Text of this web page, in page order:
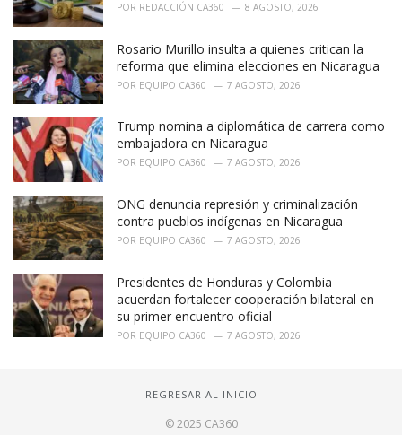
POR REDACCIÓN CA360 8 AGOSTO, 2026
Rosario Murillo insulta a quienes critican la
reforma que elimina elecciones en Nicaragua
POR EQUIPO CA360 7 AGOSTO, 2026
Trump nomina a diplomática de carrera como
embajadora en Nicaragua
POR EQUIPO CA360 7 AGOSTO, 2026
ONG denuncia represión y criminalización
contra pueblos indígenas en Nicaragua
POR EQUIPO CA360 7 AGOSTO, 2026
Presidentes de Honduras y Colombia
acuerdan fortalecer cooperación bilateral en
su primer encuentro oficial
POR EQUIPO CA360 7 AGOSTO, 2026
REGRESAR AL INICIO
© 2025 CA360